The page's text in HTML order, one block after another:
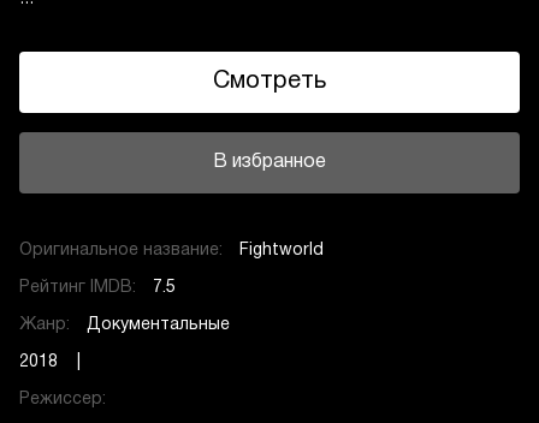
Смотреть
В избранное
Оригинальное название: Fightworld
Рейтинг IMDB: 7.5
Жанр: Документальные
2018 |
Режиссер: